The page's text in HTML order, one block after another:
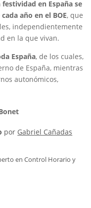
festividad en España se
año en el BOE, que
independientemente
en la que vivan.
España, de los cuales,
de España, mientras
autonómicos,
por Gabriel Cañadas
en Control Horario y